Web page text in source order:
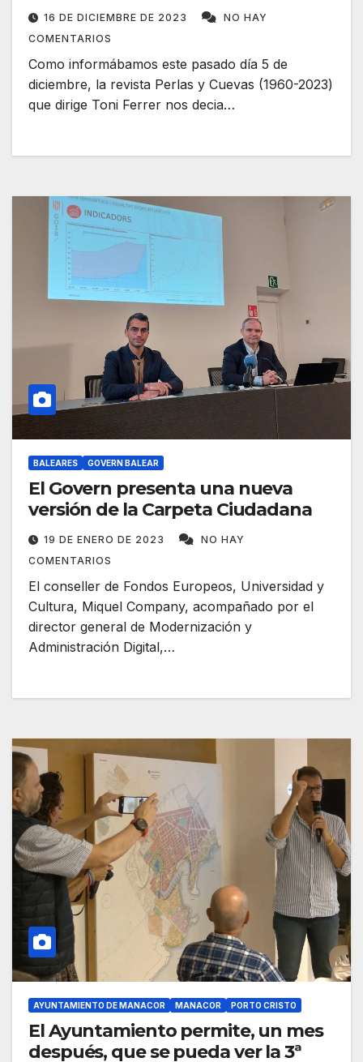
16 DE DICIEMBRE DE 2023
NO HAY
COMENTARIOS
Como informábamos este pasado día 5 de
diciembre, la revista Perlas y Cuevas (1960-2023)
que dirige Toni Ferrer nos decia…
BALEARES GOVERN BALEAR
El Govern presenta una nueva
versión de la Carpeta Ciudadana
19 DE ENERO DE 2023
NO HAY
COMENTARIOS
El conseller de Fondos Europeos, Universidad y
Cultura, Miquel Company, acompañado por el
director general de Modernización y
Administración Digital,…
AYUNTAMIENTO DE MANACOR MANACOR PORTO CRISTO
El Ayuntamiento permite, un mes
después, que se pueda ver la 3ª